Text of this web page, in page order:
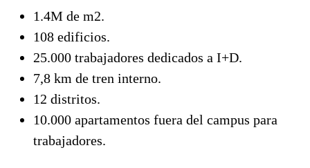
1.4M de m2.
108 edificios.
25.000 trabajadores dedicados a I+D.
7,8 km de tren interno.
12 distritos.
10.000 apartamentos fuera del campus para
trabajadores.